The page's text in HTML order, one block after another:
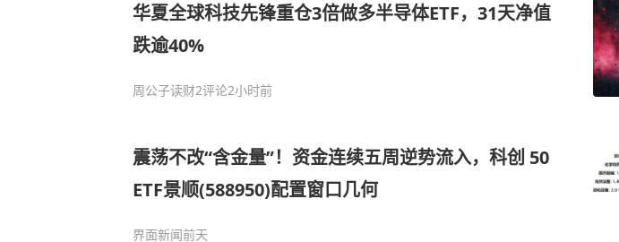
华夏全球科技先锋重仓3倍做多半导体ETF，31天净值
跌逾40%
周公子读财2评论2小时前
震荡不改“含金量”！资金连续五周逆势流入，科创 50
ETF景顺(588950)配置窗口几何
界面新闻前天